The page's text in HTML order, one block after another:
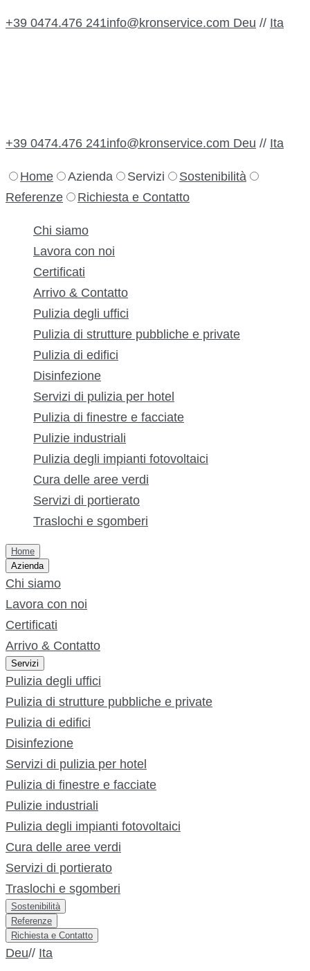
+39 0474.476 241info@kronservice.com Deu // Ita
+39 0474.476 241info@kronservice.com Deu // Ita
Home Azienda Servizi
Sostenibilità
Referenze
Richiesta e Contatto
Chi siamo
Lavora con noi
Certificati
Arrivo & Contatto
Pulizia degli uffici
Pulizia di strutture pubbliche e private
Pulizia di edifici
Disinfezione
Servizi di pulizia per hotel
Pulizia di finestre e facciate
Pulizie industriali
Pulizia degli impianti fotovoltaici
Cura delle aree verdi
Servizi di portierato
Traslochi e sgomberi
Home
Azienda
Chi siamo
Lavora con noi
Certificati
Arrivo & Contatto
Servizi
Pulizia degli uffici
Pulizia di strutture pubbliche e private
Pulizia di edifici
Disinfezione
Servizi di pulizia per hotel
Pulizia di finestre e facciate
Pulizie industriali
Pulizia degli impianti fotovoltaici
Cura delle aree verdi
Servizi di portierato
Traslochi e sgomberi
Sostenibilità
Referenze
Richiesta e Contatto
Deu// Ita